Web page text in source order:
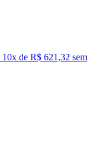
10x de R$ 621,32 sem